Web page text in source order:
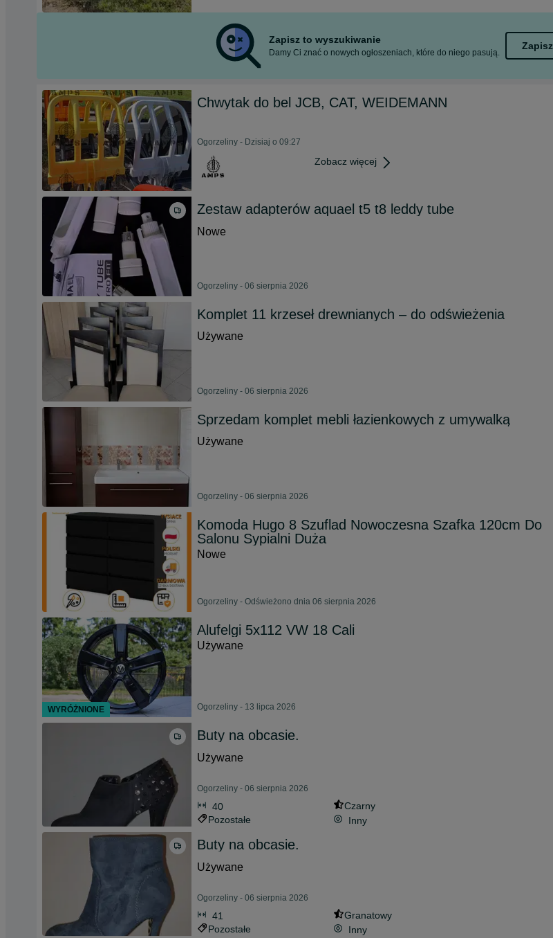
Zapisz to wyszukiwanie
Damy Ci znać o nowych ogłoszeniach, które do niego pasują.
Zapisz
Chwytak do bel JCB, CAT, WEIDEMANN
Ogorzeliny - Dzisiaj o 09:27
Zobacz więcej
Zestaw adapterów aquael t5 t8 leddy tube
Nowe
Ogorzeliny - 06 sierpnia 2026
Komplet 11 krzeseł drewnianych – do odświeżenia
Używane
Ogorzeliny - 06 sierpnia 2026
Sprzedam komplet mebli łazienkowych z umywalką
Używane
Ogorzeliny - 06 sierpnia 2026
Komoda Hugo 8 Szuflad Nowoczesna Szafka 120cm Do
Salonu Sypialni Duża
Nowe
Ogorzeliny - Odświeżono dnia 06 sierpnia 2026
Alufelgi 5x112 VW 18 Cali
Używane
Ogorzeliny - 13 lipca 2026
Buty na obcasie.
Używane
Ogorzeliny - 06 sierpnia 2026
40
Czarny
Pozostałe
Inny
Buty na obcasie.
Używane
Ogorzeliny - 06 sierpnia 2026
41
Granatowy
Pozostałe
Inny
WYRÓŻNIONE